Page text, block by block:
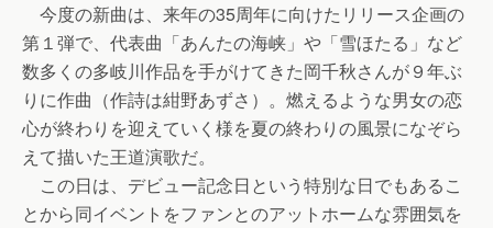
今度の新曲は、来年の35周年に向けたリリース企画の
第１弾で、代表曲「あんたの海峡」や「雪ほたる」など
数多くの多岐川作品を手がけてきた岡千秋さんが９年ぶ
りに作曲（作詩は紺野あずさ）。燃えるような男女の恋
心が終わりを迎えていく様を夏の終わりの風景になぞら
えて描いた王道演歌だ。
この日は、デビュー記念日という特別な日でもあるこ
とから同イベントをファンとのアットホームな雰囲気を